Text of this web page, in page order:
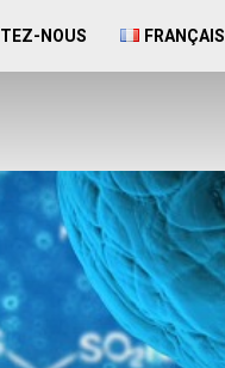
NOUS FRANÇAIS